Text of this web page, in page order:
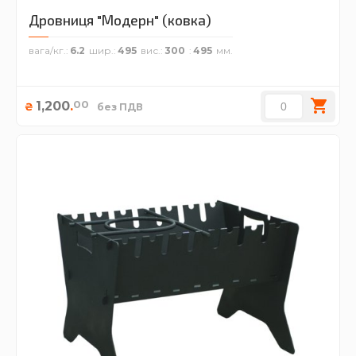
Дровниця "Модерн" (ковка)
вага/кг. 6.2 шир. 495 вис. 300 495
₴ 1,200.00 без ПДВ